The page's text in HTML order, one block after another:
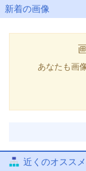
新着の画像
あなたも画
近くのオスス